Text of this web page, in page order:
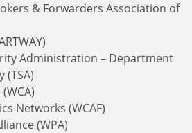
& Forwarders Association of
Administration – Department
(TSA)
Networks (WCAF)
(WPA)